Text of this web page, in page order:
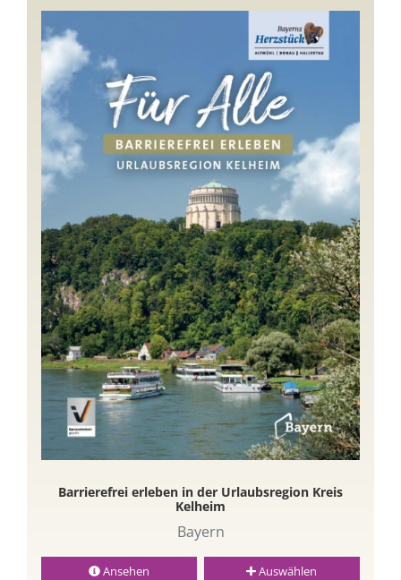
Barrierefrei erleben in der Urlaubsregion Kreis
Kelheim
Bayern
Ansehen Auswählen